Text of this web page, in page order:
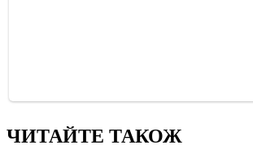
ЧИТАЙТЕ ТАКОЖ